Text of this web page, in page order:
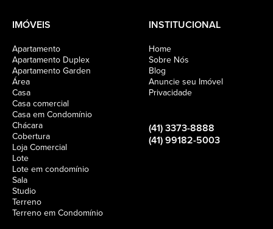
IMÓVEIS
Apartamento
Apartamento Duplex
Apartamento Garden
Área
Casa
Casa comercial
Casa em Condomínio
Chácara
Cobertura
Loja Comercial
Lote
Lote em condomínio
Sala
Studio
Terreno
Terreno em Condomínio
INSTITUCIONAL
Home
Sobre Nós
Blog
Anuncie seu Imóvel
Privacidade
(41) 3373-8888
(41) 99182-5003